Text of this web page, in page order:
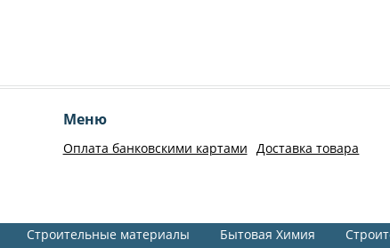
Меню
Оплата банковскими картами Доставка товара
Строительные материалы Бытовая Химия